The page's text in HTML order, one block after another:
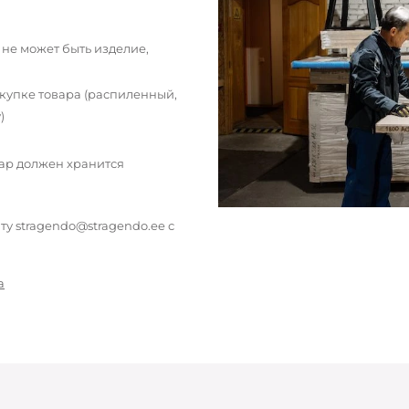
может быть изделие,
товара (распиленный,
должен хранится
stragendo@stragendo.ee с